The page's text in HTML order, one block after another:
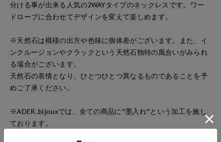
分ける事が出来る人気の2WAYタイプのネックレスです。ワー
ドローブに合わせてデザインを変えて楽しめます。
※天然石は模様の出方や色味に個体差がございます。また、イ
ンクルージョンやクラックという天然石独特の風合いがみられ
る場合がございます。
天然石の表情となり、ひとつひとつ異なるものであることを予
めご了承ください。
※ADER.bijouxでは、全ての商品に“墨入れ”という加工を施し
ております。